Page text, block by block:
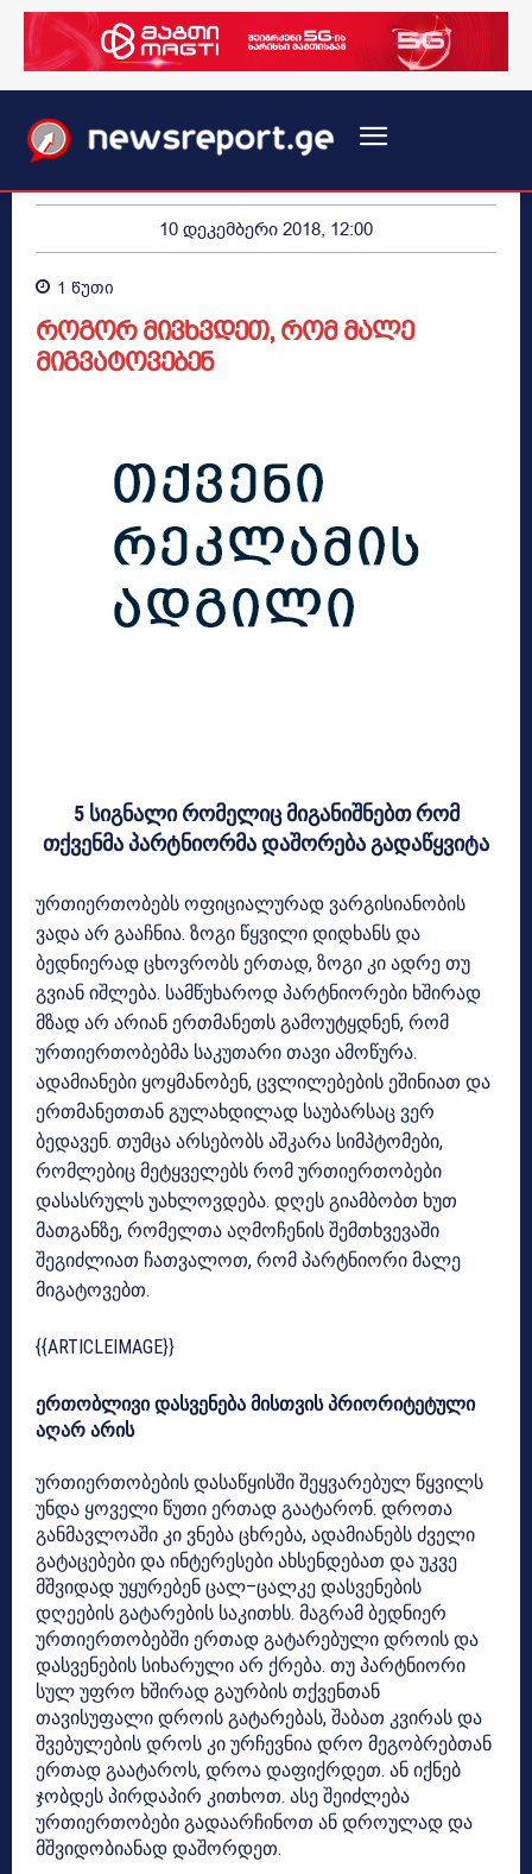
10 დეკემბერი 2018, 12:00
1 წუთი
როგორ მივხვდეთ, რომ მალე
მიგვატოვებენ
5 სიგნალი რომელიც მიგანიშნებთ რომ
თქვენმა პარტნიორმა დაშორება გადაწყვიტა
ურთიერთობებს ოფიციალურად ვარგისიანობის
ვადა არ გააჩნია. ზოგი წყვილი დიდხანს და
ბედნიერად ცხოვრობს ერთად, ზოგი კი ადრე თუ
გვიან იშლება. სამწუხაროდ პარტნიორები ხშირად
მზად არ არიან ერთმანეთს გამოუტყდნენ, რომ
ურთიერთობებმა საკუთარი თავი ამოწურა.
ადამიანები ყოყმანობენ, ცვლილებების ეშინიათ და
ერთმანეთთან გულახდილად საუბარსაც ვერ
ბედავენ. თუმცა არსებობს აშკარა სიმპტომები,
რომლებიც მეტყველებს რომ ურთიერთობები
დასასრულს უახლოვდება. დღეს გიამბობთ ხუთ
მათგანზე, რომელთა აღმოჩენის შემთხვევაში
შეგიძლიათ ჩათვალოთ, რომ პარტნიორი მალე
მიგატოვებთ.
{{ARTICLEIMAGE}}
ერთობლივი დასვენება მისთვის პრიორიტეტული
აღარ არის
ურთიერთობების დასაწყისში შეყვარებულ წყვილს
უნდა ყოველი წუთი ერთად გაატარონ. დროთა
განმავლოაში კი ვნება ცხრება, ადამიანებს ძველი
გატაცებები და ინტერესები ახსენდებათ და უკვე
მშვიდად უყურებენ ცალ–ცალკე დასვენების
დღეების გატარების საკითხს. მაგრამ ბედნიერ
ურთიერთობებში ერთად გატარებული დროის და
დასვენების სიხარული არ ქრება. თუ პარტნიორი
სულ უფრო ხშირად გაურბის თქვენთან
თავისუფალი დროის გატარებას, შაბათ კვირას და
შვებულების დროს კი ურჩევნია დრო მეგობრებთან
ერთად გაატაროს, დროა დაფიქრდეთ. ან იქნებ
ჯობდეს პირდაპირ კითხოთ. ასე შეიძლება
ურთიერთობები გადაარჩინოთ ან დროულად და
მშვიდობიანად დაშორდეთ.